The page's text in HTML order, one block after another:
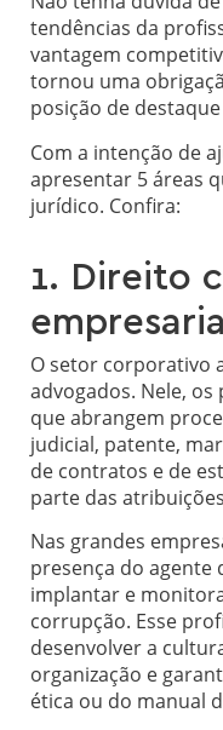
tendências da
vantagem
tornou uma
posição de
Com a intenção de
apresentar 5 áreas
jurídico. Confira:
1. Direito
empresarial
O setor corporativo
advogados. Nele,
que abrangem
judicial, patente,
de contratos e de
parte das
Nas grandes
presença do agente
implantar e
corrupção. Esse
desenvolver a
organização e
ética ou do manual